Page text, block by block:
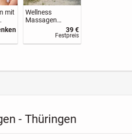
mit
Wellness
Massagen
Entspannung für
Körper, Geist
&Seele
39 €
Festpreis
- Thüringen